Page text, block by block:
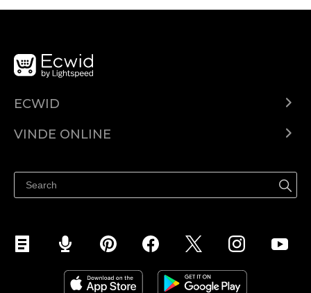
ECWID
Prețuri
VINDE ONLINE
Vinde pe Facebook
Vinde pe Instagram